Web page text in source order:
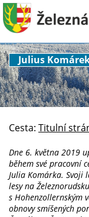
Julius
Cesta: Titulní
Dne 6. května 2019
během své pracovní
Julia Komárka. Svoji
lesy na
s Hohenzollernským
obnovy smíšených